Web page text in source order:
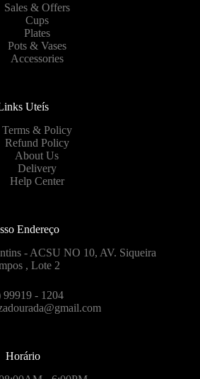
Sales & Offers
Cups
Plates
Pots & Vases
Accessories
Uteís
Terms & Policy
Refund Policy
About Us
Delivery
Help Center
Endereço
- ACSU NO 10, AV. Siqueira
, Lote 2
99919 - 1204
Horário